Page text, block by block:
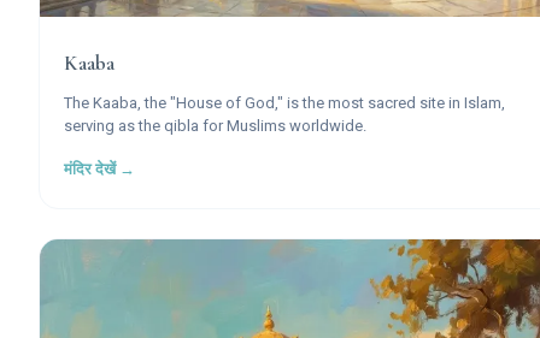
Kaaba
The Kaaba, the "House of God," is the most sacred site in Islam,
serving as the qibla for Muslims worldwide.
मंदिर देखें →